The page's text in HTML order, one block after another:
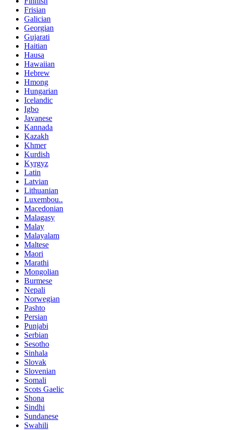
Frisian
Galician
Georgian
Gujarati
Haitian
Hausa
Hawaiian
Hebrew
Hmong
Hungarian
Icelandic
Igbo
Javanese
Kannada
Kazakh
Khmer
Kurdish
Kyrgyz
Latin
Latvian
Lithuanian
Luxembou..
Macedonian
Malagasy
Malay
Malayalam
Maltese
Maori
Marathi
Mongolian
Burmese
Nepali
Norwegian
Pashto
Persian
Punjabi
Serbian
Sesotho
Sinhala
Slovak
Slovenian
Somali
Scots Gaelic
Shona
Sindhi
Sundanese
Swahili